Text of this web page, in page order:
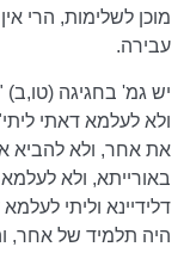
מוכן לשלימות, הרי
עבירה.
יש גמ' בחגיגה (טו,ב)
ולא לעלמא דאתי
את אחר, ולא להביא
באורייתא, ולא
דלידיינא וליתי
היה תלמיד של אחר,